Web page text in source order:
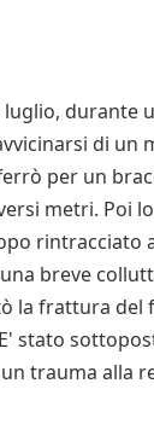
luglio,
di
per un
metri. Poi
rintracciato
breve
la frattura del
stato
trauma alla